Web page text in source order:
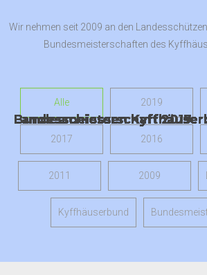
Wir nehmen seit 2009 an den
Bundesmeisterschaften des
Alle 2019
2017 2016
2011 2009
Kyffhäuserbund
Bundesmeisterschaft 2019
Landesschiessen
Landesschiessen
Bundesmeisterschaft 2017
Landesschiessen
Landesschiessen
Landesschiessen
Landesschiessen
Landesschiessen